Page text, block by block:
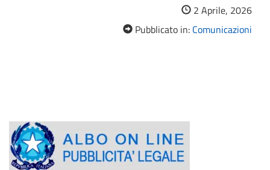
2 Aprile, 2026
Pubblicato in: Comunicazioni